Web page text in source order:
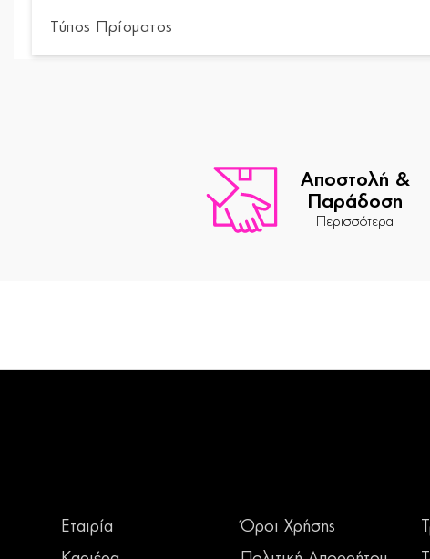
Τύπος Πρίσματος
Αποστολή &
Παράδοση
Περισσότερα
Εταιρία
Όροι Χρήσης